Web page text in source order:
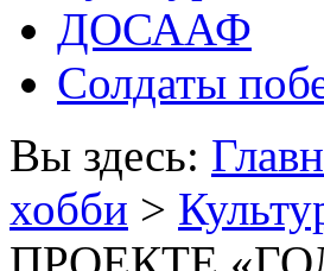
ДОСААФ
Солдаты
Вы здесь:
хобби >